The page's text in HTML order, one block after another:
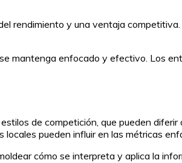
rendimiento y una ventaja
mantenga enfocado y efectivo. Los
de competición, que pueden
pueden influir en las métricas
cómo se interpreta y aplica la